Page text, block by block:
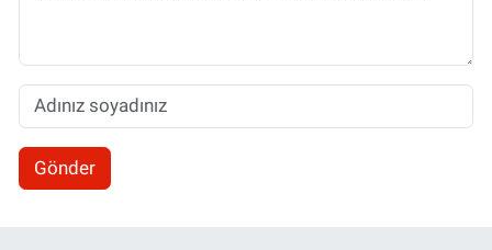
Gönder